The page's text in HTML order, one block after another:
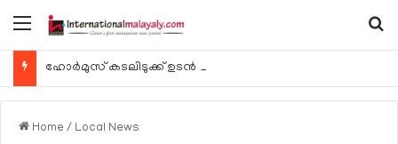
Menu
ഹോര്‍മുസ് കടലിടുക്ക് ഉടന്‍ തുറന്നേക്കും
Home / Local News